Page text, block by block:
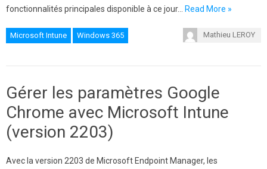
fonctionnalités principales disponible à ce jour…
Read More »
Microsoft Intune Windows 365 Mathieu LEROY
Gérer les paramètres Google
Chrome avec Microsoft Intune
(version 2203)
Avec la version 2203 de Microsoft Endpoint Manager, les